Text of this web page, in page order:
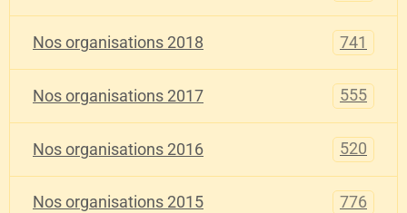
Nos organisations 2018 741
Nos organisations 2017 555
Nos organisations 2016 520
Nos organisations 2015 776